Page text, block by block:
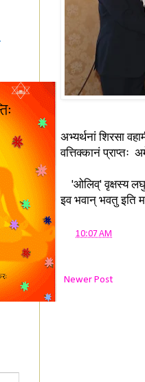
अभ्यर्थनां शिरसा
वत्तिक्कानं प्राप्तः
'ओलिव्' वृक्षस्य
इव भवान् भवतु इति
10:07 AM
Newer Post